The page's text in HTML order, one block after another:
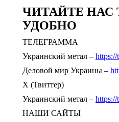
ЧИТАЙТЕ НАС
УДОБНО
ТЕЛЕГРАММА
Украинский метал – https://
Деловой мир Украины –
Х (Твиттер)
Украинский метал –
НАШИ САЙТЫ